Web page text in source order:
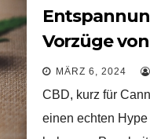
Vorzüge
MÄRZ 6, 2024
CBD, kurz für
einen echten